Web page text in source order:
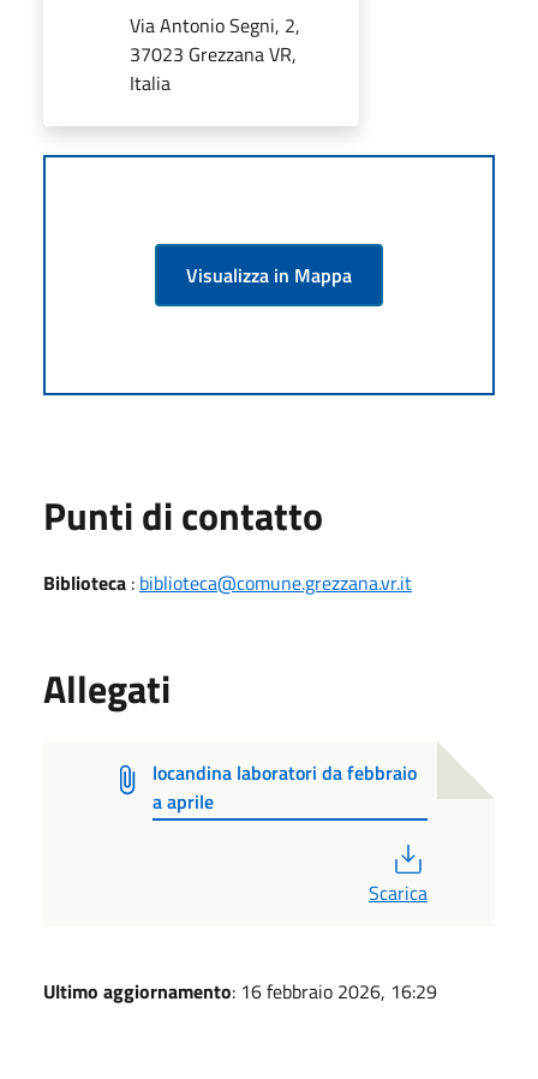
Via Antonio Segni, 2,
37023 Grezzana VR,
Italia
Visualizza in Mappa
Punti di contatto
Biblioteca : biblioteca@comune.grezzana.vr.it
Allegati
locandina laboratori da febbraio
a aprile
Scarica
Ultimo aggiornamento: 16 febbraio 2026, 16:29